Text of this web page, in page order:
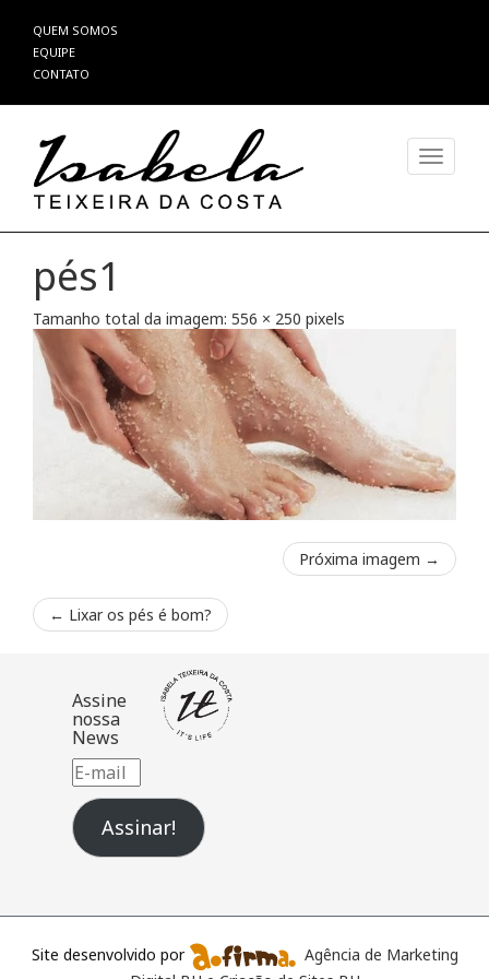
Pular
para
o
QUEM SOMOS
EQUIPE
CONTATO
pés1
Tamanho total da imagem: 556 × 250 pixels
Próxima imagem →
← Lixar os pés é bom?
Assine
nossa
News
E-
mail
Assinar!
Site desenvolvido por
Agência de Marketing